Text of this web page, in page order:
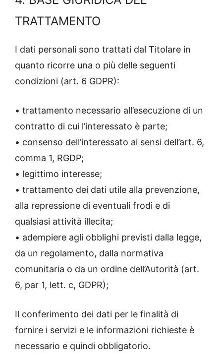
TRATTAMENTO
I dati personali sono trattati dal Titolare in
quanto ricorre una o più delle seguenti
condizioni (art. 6 GDPR):
• trattamento necessario all’esecuzione di un
contratto di cui l’interessato è parte;
• consenso dell’interessato ai sensi dell’art. 6,
comma 1, RGDP;
• legittimo interesse;
• trattamento dei dati utile alla prevenzione,
alla repressione di eventuali frodi e di
qualsiasi attività illecita;
• adempiere agli obblighi previsti dalla legge,
da un regolamento, dalla normativa
comunitaria o da un ordine dell’Autorità (art.
6, par 1, lett. c, GDPR);
Il conferimento dei dati per le finalità di
fornire i servizi e le informazioni richieste è
necessario e quindi obbligatorio.